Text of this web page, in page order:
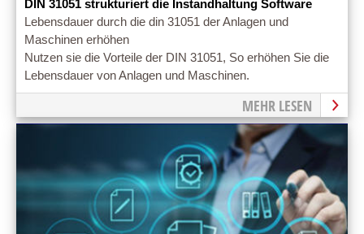
DIN 31051 strukturiert die Instandhaltung Software
Lebensdauer durch die din 31051 der Anlagen und
Maschinen erhöhen
Nutzen sie die Vorteile der DIN 31051, So erhöhen Sie die
Lebensdauer von Anlagen und Maschinen.
MEHR LESEN